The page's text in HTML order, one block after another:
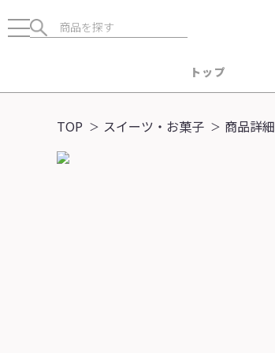
トップ
TOP スイーツ・お菓子 商品詳細